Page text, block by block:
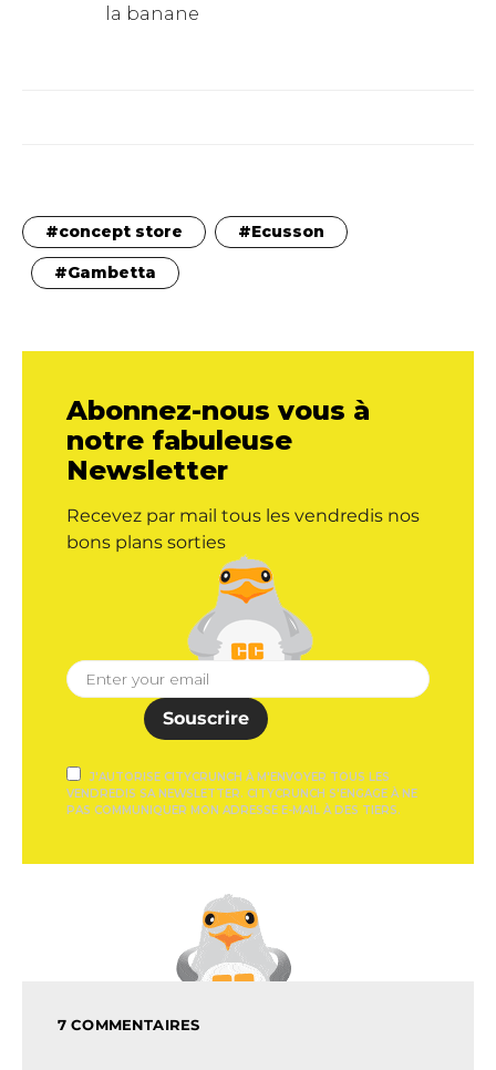
la banane
concept store Ecusson
Gambetta
Abonnez-nous vous à
notre fabuleuse
Newsletter
Recevez par mail tous les vendredis nos
bons plans sorties
Souscrire
J'AUTORISE CITYCRUNCH À M'ENVOYER TOUS LES
VENDREDIS SA NEWSLETTER. CITYCRUNCH S'ENGAGE À NE
PAS COMMUNIQUER MON ADRESSE E-MAIL À DES TIERS.
7 COMMENTAIRES